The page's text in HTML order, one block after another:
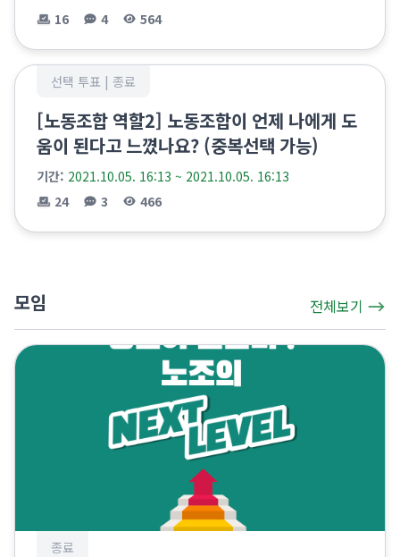
16
4 564
선택 투표 | 종료
[노동조합 역할2] 노동조합이 언제 나에게 도
움이 된다고 느꼈나요? (중복선택 가능)
기간: 2021.10.05. 16:13 ~ 2021.10.05. 16:13
24
3 466
모임
종료
전체보기